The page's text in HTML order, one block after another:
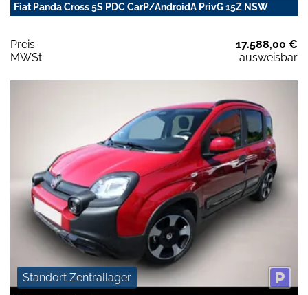
Fiat Panda Cross 5S PDC CarP/AndroidA PrivG 15Z NSW
Preis:
17.588,00 €
MWSt:
ausweisbar
Standort Zentrallager